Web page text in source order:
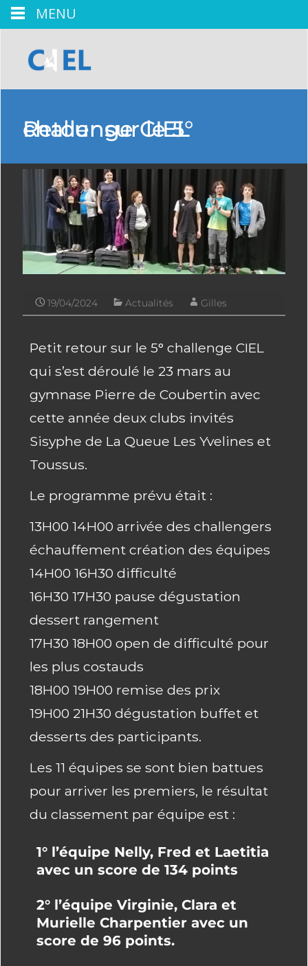
Retour sur le 5° challenge CIEL
19/04/2024 Actualités Gilles
Petit retour sur le 5° challenge CIEL
qui s’est déroulé le 23 mars au
gymnase Pierre de Coubertin avec
cette année deux clubs invités
Sisyphe de La Queue Les Yvelines et
Toussus.
Le programme prévu était :
13H00 14H00 arrivée des challengers
échauffement création des équipes
14H00 16H30 difficulté
16H30 17H30 pause dégustation
dessert rangement
17H30 18H00 open de difficulté pour
les plus costauds
18H00 19H00 remise des prix
19H00 21H30 dégustation buffet et
desserts des participants.
Les 11 équipes se sont bien battues
pour arriver les premiers, le résultat
du classement par équipe est :
1° l’équipe Nelly, Fred et Laetitia
avec un score de 134 points
2° l’équipe Virginie, Clara et
Murielle Charpentier avec un
score de 96 points.
MENU